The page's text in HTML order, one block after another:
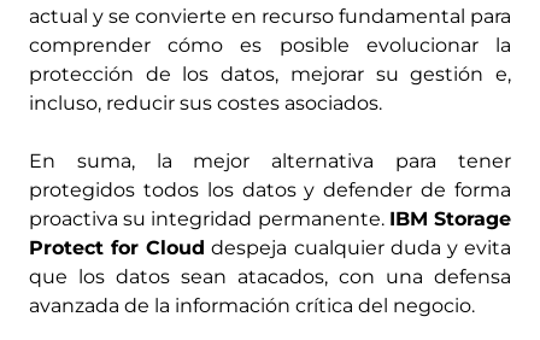
actual y se convierte en recurso fundamental para
comprender cómo es posible evolucionar la
protección de los datos, mejorar su gestión e,
incluso, reducir sus costes asociados.
En suma, la mejor alternativa para tener
protegidos todos los datos y defender de forma
proactiva su integridad permanente. IBM Storage
Protect for Cloud despeja cualquier duda y evita
que los datos sean atacados, con una defensa
avanzada de la información crítica del negocio.